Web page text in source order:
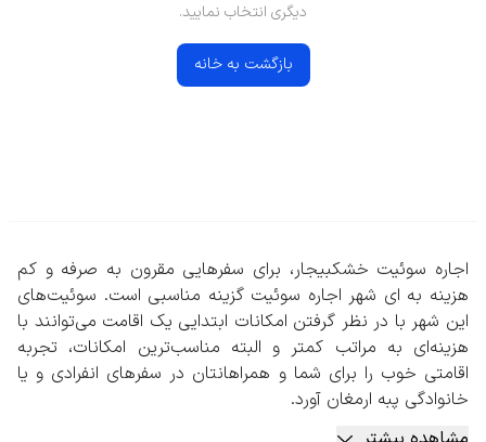
دیگری انتخاب نمایید.
بازگشت به خانه
اجاره سوئیت خشکبیجار، برای سفرهایی مقرون به صرفه و کم
هزینه به ای شهر اجاره سوئیت گزینه مناسبی است. سوئیت‌های
این شهر با در نظر گرفتن امکانات ابتدایی یک اقامت می‌توانند با
هزینه‌ای به مراتب کمتر و البته مناسب‌ترین امکانات، تجربه
اقامتی خوب را برای شما و همراهانتان در سفرهای انفرادی و یا
خانوادگی پبه ارمغان آورد.
به طور کلی اجاره سوئیت خشکبیجار و یا در هر شهر دیگر،